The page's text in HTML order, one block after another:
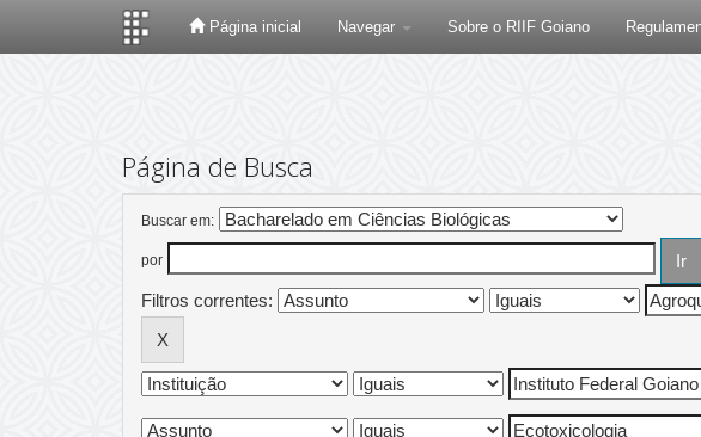
Página inicial Navegar Sobre o RIIF Goiano
Página de Busca
Buscar em:
por
Filtros correntes: